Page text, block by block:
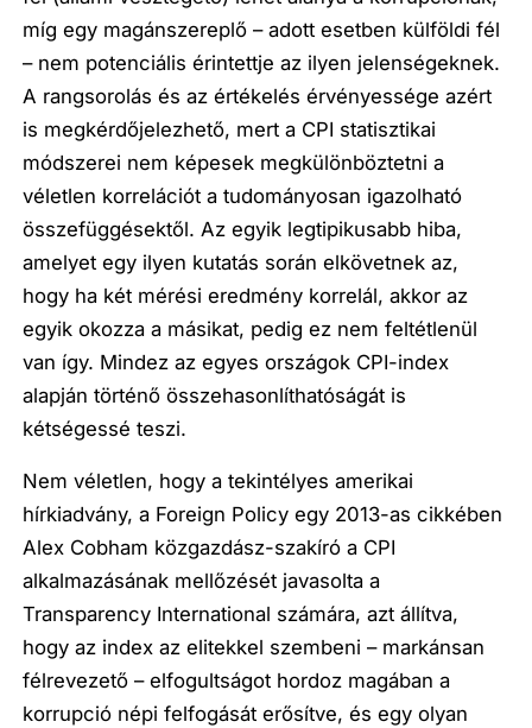
míg egy magánszereplő – adott esetben külföldi fél
– nem potenciális érintettje az ilyen jelenségeknek.
A rangsorolás és az értékelés érvényessége azért
is megkérdőjelezhető, mert a CPI statisztikai
módszerei nem képesek megkülönböztetni a
véletlen korrelációt a tudományosan igazolható
összefüggésektől. Az egyik legtipikusabb hiba,
amelyet egy ilyen kutatás során elkövetnek az,
hogy ha két mérési eredmény korrelál, akkor az
egyik okozza a másikat, pedig ez nem feltétlenül
van így. Mindez az egyes országok CPI-index
alapján történő összehasonlíthatóságát is
kétségessé teszi.
Nem véletlen, hogy a tekintélyes amerikai
hírkiadvány, a Foreign Policy egy 2013-as cikkében
Alex Cobham közgazdász-szakíró a CPI
alkalmazásának mellőzését javasolta a
Transparency International számára, azt állítva,
hogy az index az elitekkel szembeni – markánsan
félrevezető – elfogultságot hordoz magában a
korrupció népi felfogását erősítve, és egy olyan